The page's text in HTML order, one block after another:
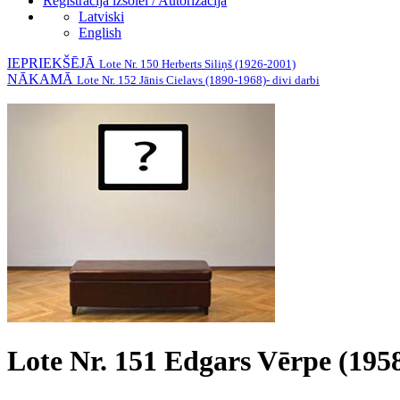
Latviski
English
IEPRIEKŠĒJĀ Lote Nr. 150 Herberts Siliņš (1926-2001)
NĀKAMĀ Lote Nr. 152 Jānis Cielavs (1890-1968)- divi darbi
Lote Nr. 151 Edgars Vērpe